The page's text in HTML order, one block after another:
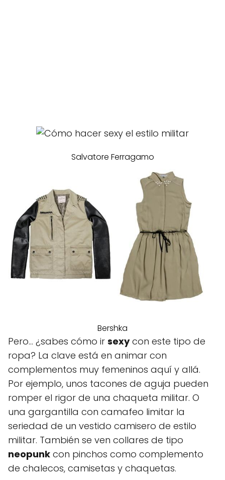
Salvatore Ferragamo
Bershka
Pero… ¿sabes cómo ir sexycon este tipo de
ropa? La clave está en animar con
complementos muy femeninos aquí y allá.
Por ejemplo, unos tacones de aguja pueden
romper el rigor de una chaqueta militar. O
una gargantilla con camafeo limitar la
seriedad de un vestido camisero de estilo
militar. También se ven collares de tipo
neopunk con pinchos como complemento
de chalecos, camisetas y chaquetas.